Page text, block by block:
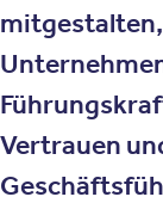
mitgestalten,
Vertrauen